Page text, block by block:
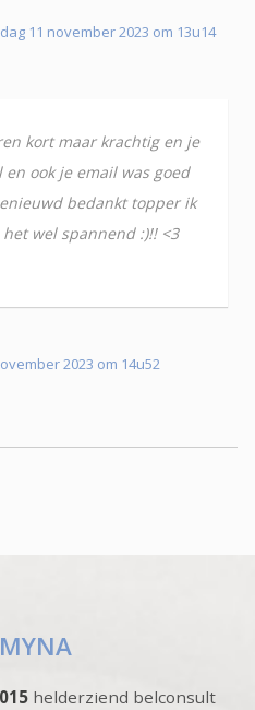
11 november 2023 om 13u14
kort maar krachtig en je
ook je email was goed
bedankt topper ik
wel spannend :)!! <3
2023 om 14u52
helderziend belconsult